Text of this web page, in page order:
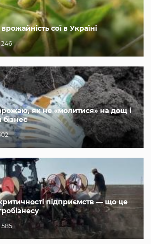
сої в Україні
246
як не «молитися» на дощ і
бізнес
критичності підприємств — що це
585